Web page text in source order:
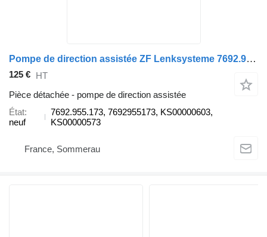
Pompe de direction assistée ZF Lenksysteme 7692.955.173 pour automobile Audi A6
125 € HT
Pièce détachée - pompe de direction assistée
État
neuf
7692.955.173, 7692955173, KS00000603,
KS00000573
France, Sommerau